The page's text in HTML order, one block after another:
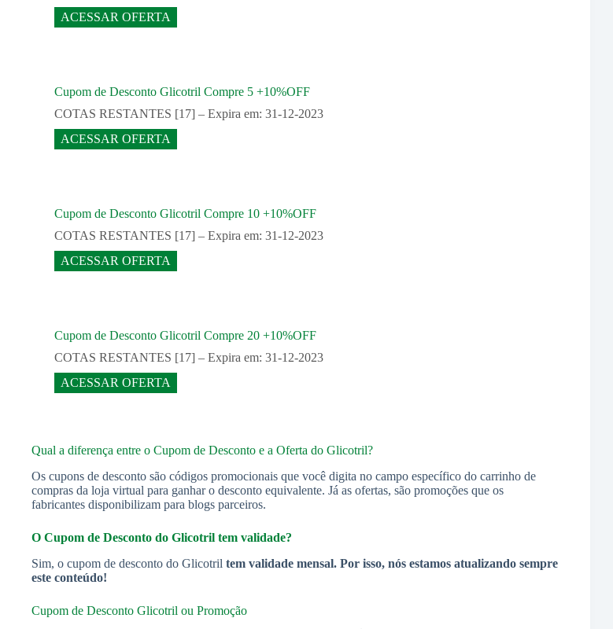
ACESSAR OFERTA
Cupom de Desconto Glicotril Compre 5 +10%OFF
COTAS RESTANTES [17] – Expira em: 31-12-2023
ACESSAR OFERTA
Cupom de Desconto Glicotril Compre 10 +10%OFF
COTAS RESTANTES [17] – Expira em: 31-12-2023
ACESSAR OFERTA
Cupom de Desconto Glicotril Compre 20 +10%OFF
COTAS RESTANTES [17] – Expira em: 31-12-2023
ACESSAR OFERTA
Qual a diferença entre o Cupom de Desconto e a Oferta do Glicotril?
Os cupons de desconto são códigos promocionais que você digita no campo específico do carrinho de
compras da loja virtual para ganhar o desconto equivalente. Já as ofertas, são promoções que os
fabricantes disponibilizam para blogs parceiros.
O Cupom de Desconto do Glicotril tem validade?
Sim, o cupom de desconto do Glicotril tem validade mensal. Por isso, nós estamos atualizando sempre
este conteúdo!
Cupom de Desconto Glicotril ou Promoção